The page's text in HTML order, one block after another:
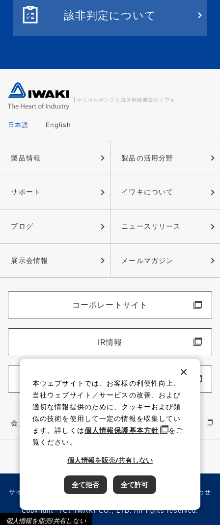
該非判定について
ケミカルポンプと流体制御機器のイワキ
日本語 English
製品情報 製品の活用分野
サポート イワキについて
ブログ ニュースリリース
展示会情報 メールマガジン
コーポレートサイト
IR情報
採用情報
会員サイト イワキ公式 YouTube
サイト利用規約 個人情報保護方針 サイトマップ お問い合わせ
Copyright （C）IWAKI CO., LTD. All rights reserved.
個人情報を販売/共有しない
本ウェブサイトでは、お客様の利便性向上、
当社ウェブサイト／サービスの改善、および
適切な情報提供のために、クッキーおよび類
似の技術を使用して一定の情報を収集してい
ます。詳しくは個人情報保護基本方針
をご
覧ください。
個人情報を販売/共有しない
全て拒否 全て許可